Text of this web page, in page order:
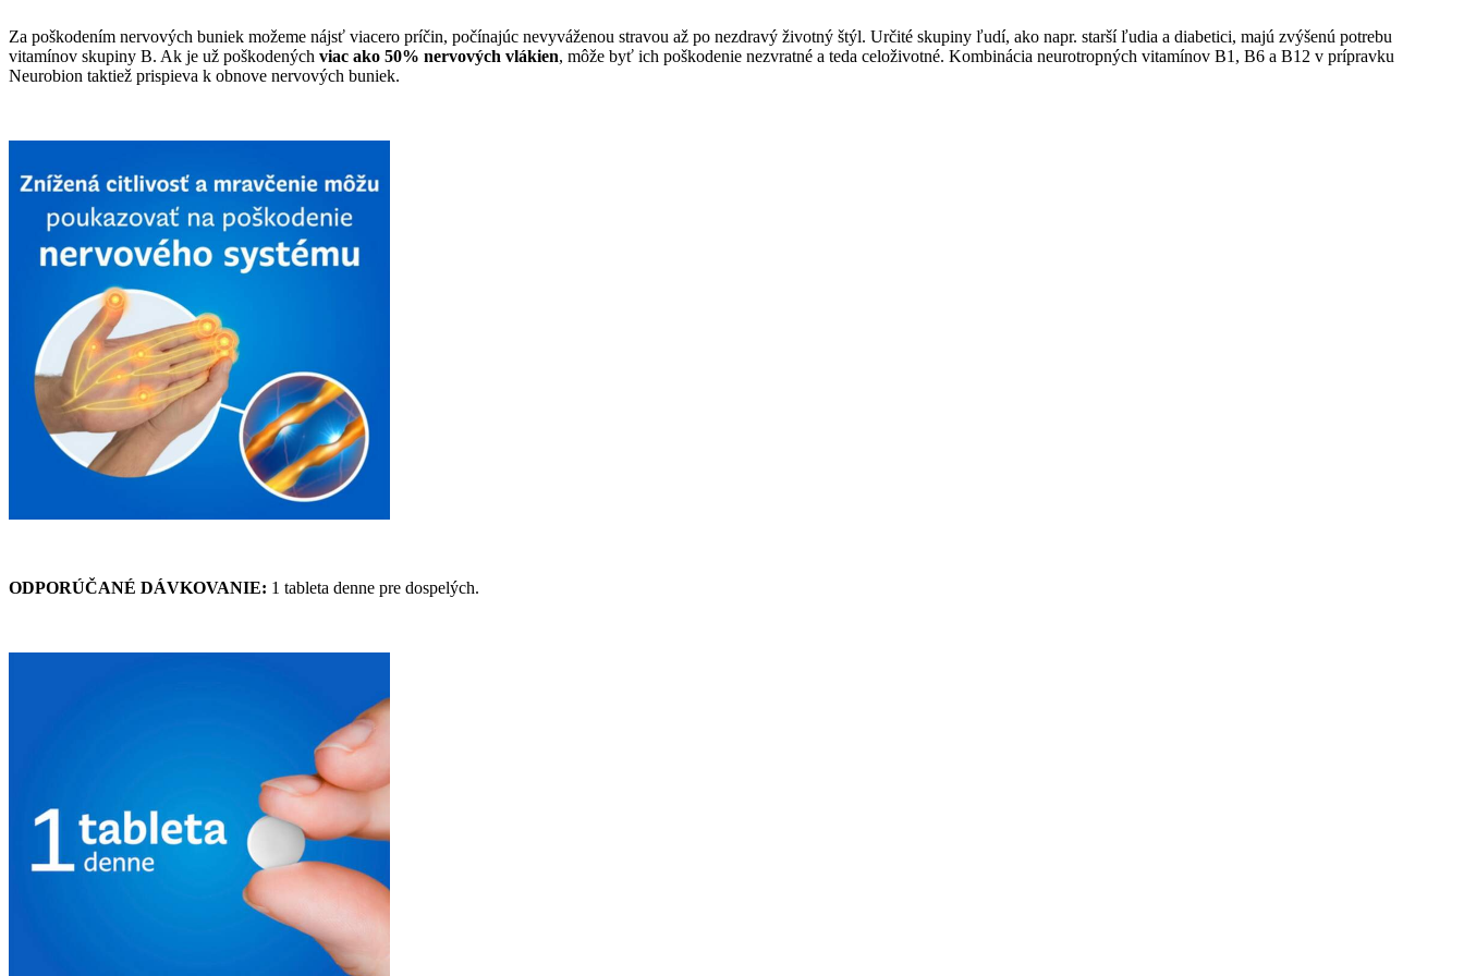
Za poškodením nervových buniek možeme nájsť viacero príčin, počínajúc nevyváženou stravou až po nezdravý životný štýl. Určité skupiny ľudí, ako napr. starší ľudia a diabetici, majú zvýšenú potrebu
vitamínov skupiny B. Ak je už poškodených viac ako 50% nervových vlákien, môže byť ich poškodenie nezvratné a teda celoživotné. Kombinácia neurotropných vitamínov B1, B6 a B12 v prípravku
Neurobion taktiež prispieva k obnove nervových buniek.
ODPORÚČANÉ DÁVKOVANIE: 1 tableta denne pre dospelých.